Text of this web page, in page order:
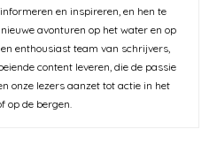
en inspireren, en hen te
avonturen op het water en op
enthousiast team van schrijvers,
content leveren, die de passie
onze lezers aanzet tot actie in het
op de bergen.